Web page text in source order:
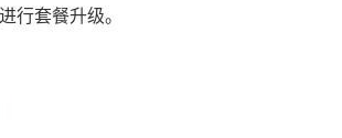
行套餐升级。